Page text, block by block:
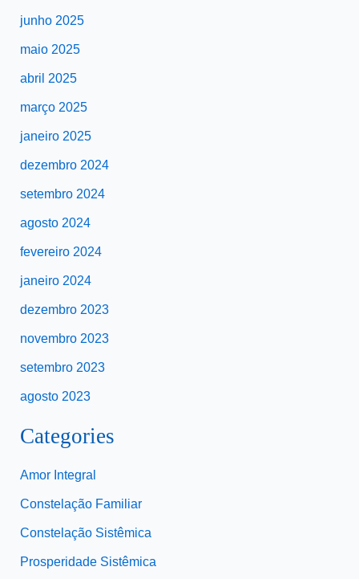
junho 2025
maio 2025
abril 2025
março 2025
janeiro 2025
dezembro 2024
setembro 2024
agosto 2024
fevereiro 2024
janeiro 2024
dezembro 2023
novembro 2023
setembro 2023
agosto 2023
Categories
Amor Integral
Constelação Familiar
Constelação Sistêmica
Prosperidade Sistêmica